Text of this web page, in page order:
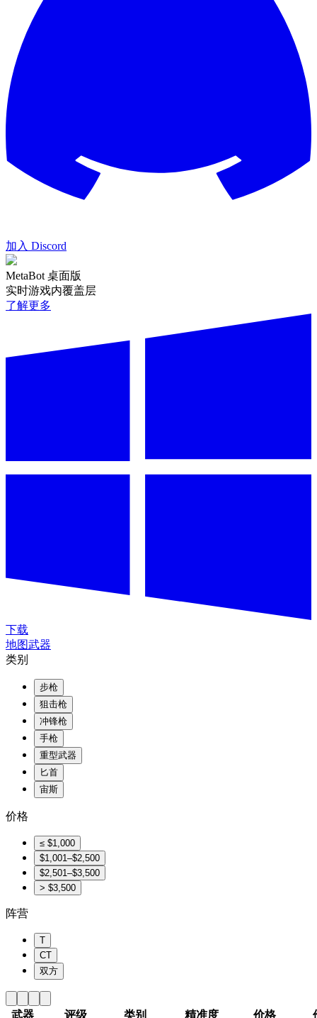
加入 Discord
MetaBot 桌面版
实时游戏内覆盖层
了解更多
下载
地图武器
类别
步枪
狙击枪
冲锋枪
手枪
重型武器
匕首
宙斯
价格
≤ $1,000
$1,001–$2,500
$2,501–$3,500
> $3,500
阵营
T
CT
双方
武器 评级 类别 精准度 价格